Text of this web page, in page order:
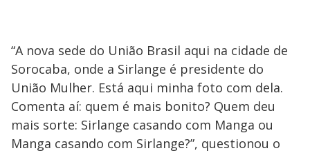
“A nova sede do União Brasil aqui na cidade de
Sorocaba, onde a Sirlange é presidente do
União Mulher. Está aqui minha foto com dela.
Comenta aí: quem é mais bonito? Quem deu
mais sorte: Sirlange casando com Manga ou
Manga casando com Sirlange?”, questionou o